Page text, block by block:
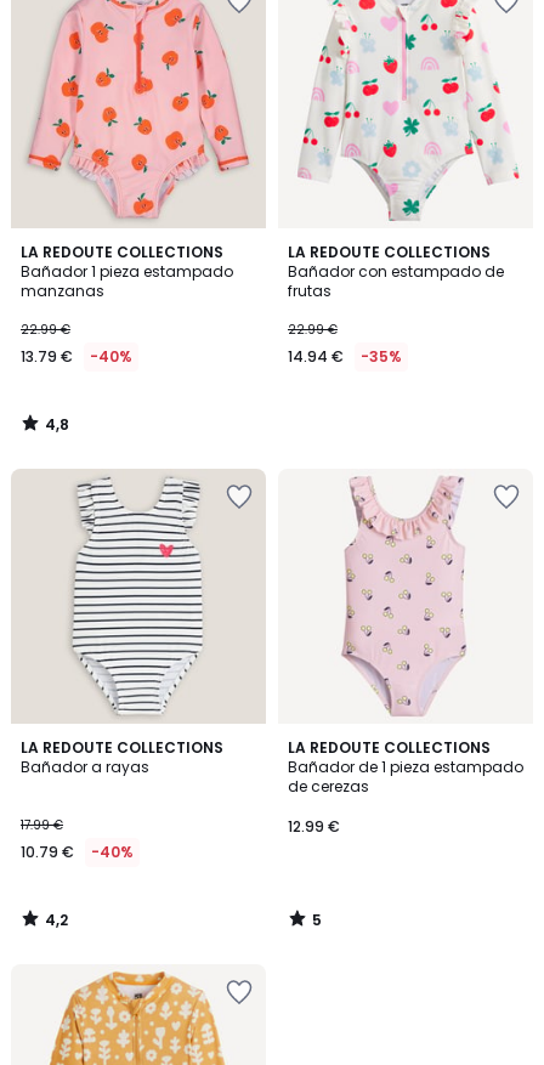
LA REDOUTE COLLECTIONS
Bañador 1 pieza estampado
manzanas
22.99 €
13.79 € -40%
4,8
/ 5
4,8
/
LA REDOUTE COLLECTIONS
Bañador con estampado de
frutas
22.99 €
14.94 € -35%
LA REDOUTE COLLECTIONS
Bañador a rayas
17.99 €
10.79 € -40%
4,2
/ 5
4,2
/
LA REDOUTE COLLECTIONS
Bañador de 1 pieza estampado
de cerezas
12.99 €
5
/
5
5
/